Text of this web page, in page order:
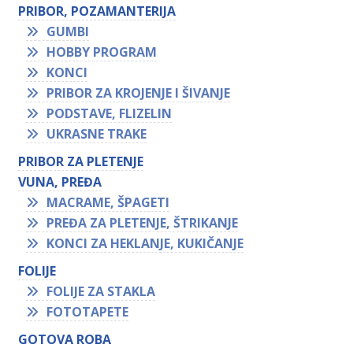
PRIBOR, POZAMANTERIJA
GUMBI
HOBBY PROGRAM
KONCI
PRIBOR ZA KROJENJE I ŠIVANJE
PODSTAVE, FLIZELIN
UKRASNE TRAKE
PRIBOR ZA PLETENJE
VUNA, PREĐA
MACRAME, ŠPAGETI
PREĐA ZA PLETENJE, ŠTRIKANJE
KONCI ZA HEKLANJE, KUKIČANJE
FOLIJE
FOLIJE ZA STAKLA
FOTOTAPETE
GOTOVA ROBA